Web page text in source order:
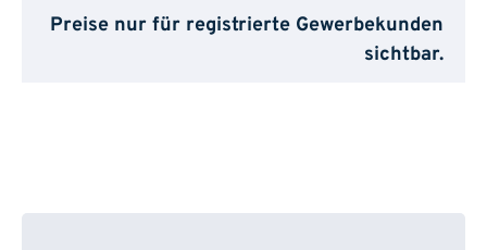
Preise nur für registrierte Gewerbekunden
sichtbar.